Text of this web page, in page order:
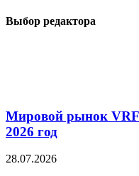
Выбор редактора
Мировой рынок
2026 год
28.07.2026